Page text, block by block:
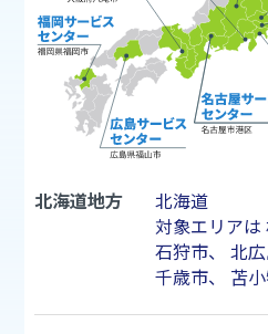
北海道地方
北海道
対象エリアは
石狩市、 北
千歳市、 苫